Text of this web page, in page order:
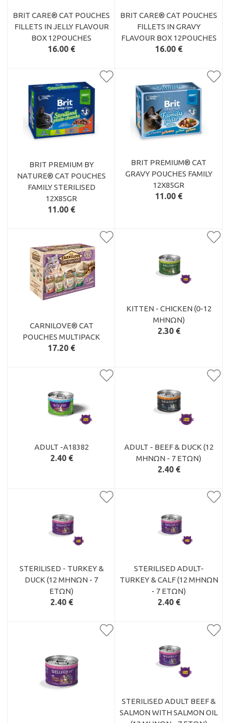
BRIT CARE® CAT POUCHES
FILLETS IN JELLY FLAVOUR
BOX 12POUCHES
16.00 €
BRIT CARE® CAT POUCHES
FILLETS IN GRAVY
FLAVOUR BOX 12POUCHES
16.00 €
BRIT PREMIUM BY
NATURE® CAT POUCHES
FAMILY STERILISED
12X85GR
11.00 €
BRIT PREMIUM® CAT
GRAVY POUCHES FAMILY
12X85GR
11.00 €
CARNILOVE® CAT
POUCHES MULTIPACK
17.20 €
KITTEN - CHICKEN (0-12
ΜΗΝΏΝ)
2.30 €
ADULT -A18382
2.40 €
ADULT - BEEF & DUCK (12
ΜΗΝΏΝ - 7 ΕΤΏΝ)
2.40 €
STERILISED - TURKEY &
DUCK (12 ΜΗΝΏΝ - 7
ΕΤΏΝ)
2.40 €
STERILISED ADULT-
TURKEY & CALF (12 ΜΗΝΏΝ
- 7 ΕΤΏΝ)
2.40 €
STERILISED ADULT BEEF &
SALMON WITH SALMON OIL